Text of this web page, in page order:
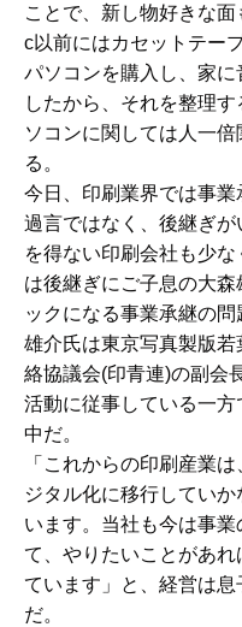
ことで、新し物好きな
c以前にはカセットテー
パソコンを購入し、家に
したから、それを整理
ソコンに関しては人一
る。
今日、印刷業界では事
過言ではなく、後継ぎ
を得ない印刷会社も少
は後継ぎにご子息の大
ックになる事業承継の問
雄介氏は東京写真製版
絡協議会(印青連)の副会
活動に従事している一
中だ。
「これからの印刷産業
ジタル化に移行してい
います。当社も今は事
て、やりたいことがあ
ています」と、経営は
だ。